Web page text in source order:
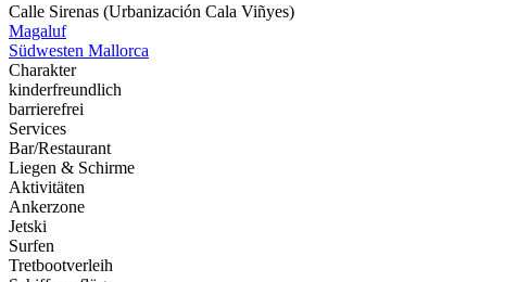
Calle Sirenas (Urbanización Cala Viñyes)
Magaluf
Südwesten Mallorca
Charakter
kinderfreundlich
barrierefrei
Services
Bar/Restaurant
Liegen & Schirme
Aktivitäten
Ankerzone
Jetski
Surfen
Tretbootverleih